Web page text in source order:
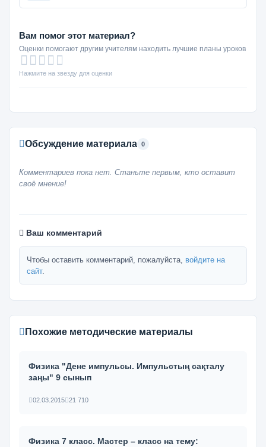
Вам помог этот материал?
Оценки помогают другим учителям находить лучшие планы уроков
Нажмите на звезду для оценки
Обсуждение материала 0
Комментариев пока нет. Станьте первым, кто оставит
своё мнение!
Ваш комментарий
Чтобы оставить комментарий, пожалуйста, войдите на
сайт.
Похожие методические материалы
Физика "Дене импульсы. Импульстың сақталу
заңы" 9 сынып
02.03.2015 21 710
Физика 7 класс. Мастер – класс на тему: